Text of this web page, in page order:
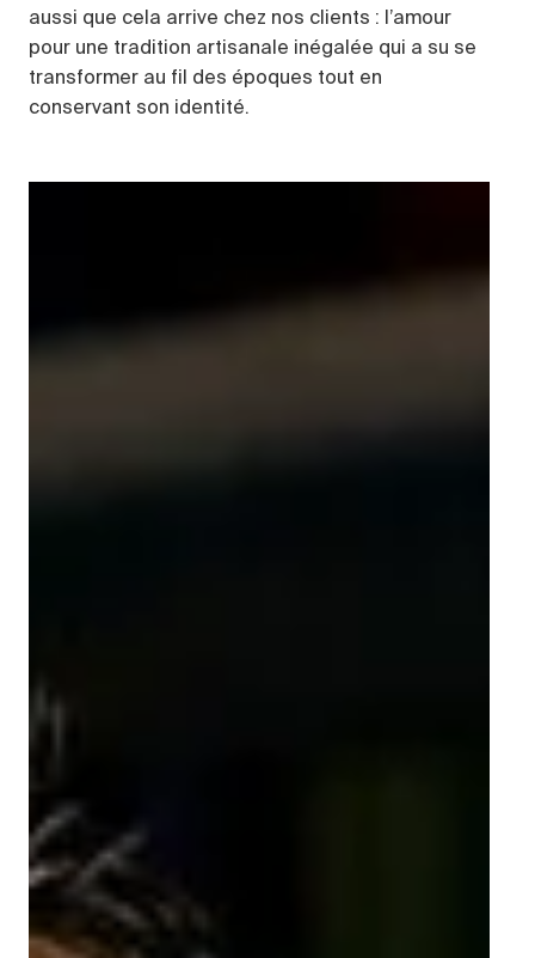
aussi que cela arrive chez nos clients : l’amour
pour une tradition artisanale inégalée qui a su se
transformer au fil des époques tout en
conservant son identité.